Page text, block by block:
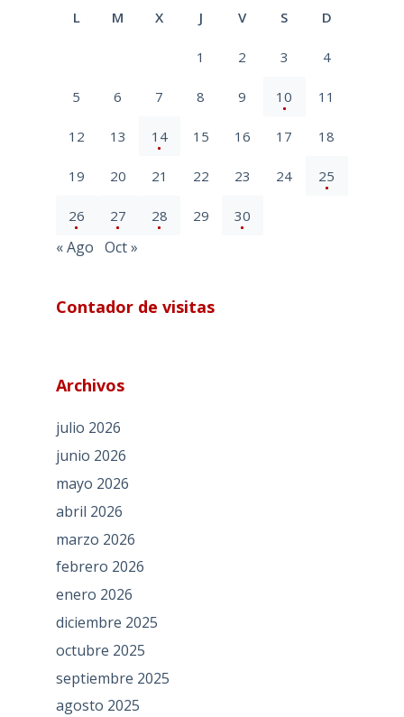
L M X J V S D
1 2 3 4
5 6 7 8 9 10 11
12 13 14 15 16 17 18
19 20 21 22 23 24 25
26 27 28 29 30
« Ago Oct »
Contador de visitas
Archivos
julio 2026
junio 2026
mayo 2026
abril 2026
marzo 2026
febrero 2026
enero 2026
diciembre 2025
octubre 2025
septiembre 2025
agosto 2025